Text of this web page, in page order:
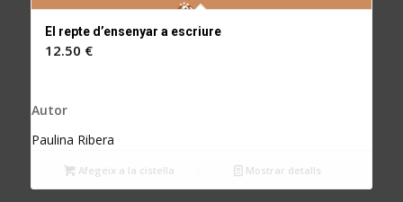
El repte d’ensenyar a escriure
12.50 €
Autor
Paulina Ribera
Afegeix a la cistella Mostrar detalls